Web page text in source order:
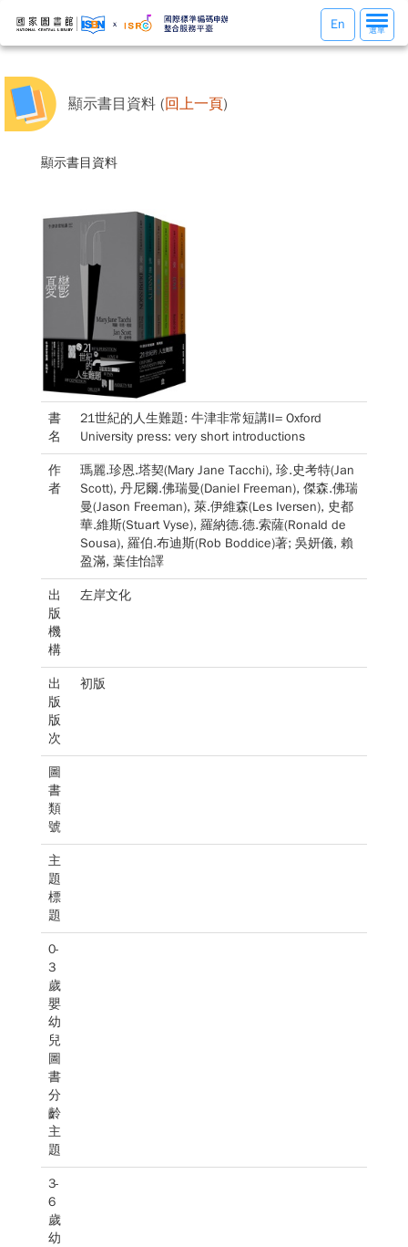
選
單
選單
En
顯示書目資料 (回上一頁)
顯示書目資料
書
名
21世紀的人生難題: 牛津非常短講II= Oxford
University press: very short introductions
作
者
瑪麗.珍恩.塔契(Mary Jane Tacchi), 珍.史考特(Jan
Scott), 丹尼爾.佛瑞曼(Daniel Freeman), 傑森.佛瑞
曼(Jason Freeman), 萊.伊維森(Les Iversen), 史都
華.維斯(Stuart Vyse), 羅納德.德.索薩(Ronald de
Sousa), 羅伯.布迪斯(Rob Boddice)著; 吳妍儀, 賴
盈滿, 葉佳怡譯
出
版
機
構
左岸文化
出
版
版
次
初版
圖
書
類
號
主
題
標
題
0-
3
歲
嬰
幼
兒
圖
書
分
齡
主
題
3-
6
歲
幼